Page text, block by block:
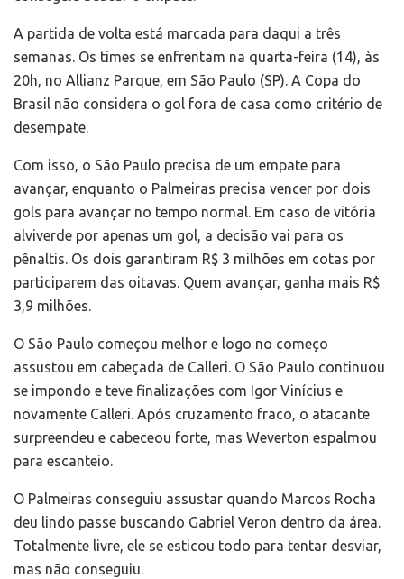
A partida de volta está marcada para daqui a três
semanas. Os times se enfrentam na quarta-feira (14), às
20h, no Allianz Parque, em São Paulo (SP). A Copa do
Brasil não considera o gol fora de casa como critério de
desempate.
Com isso, o São Paulo precisa de um empate para
avançar, enquanto o Palmeiras precisa vencer por dois
gols para avançar no tempo normal. Em caso de vitória
alviverde por apenas um gol, a decisão vai para os
pênaltis. Os dois garantiram R$ 3 milhões em cotas por
participarem das oitavas. Quem avançar, ganha mais R$
3,9 milhões.
O São Paulo começou melhor e logo no começo
assustou em cabeçada de Calleri. O São Paulo continuou
se impondo e teve finalizações com Igor Vinícius e
novamente Calleri. Após cruzamento fraco, o atacante
surpreendeu e cabeceou forte, mas Weverton espalmou
para escanteio.
O Palmeiras conseguiu assustar quando Marcos Rocha
deu lindo passe buscando Gabriel Veron dentro da área.
Totalmente livre, ele se esticou todo para tentar desviar,
mas não conseguiu.